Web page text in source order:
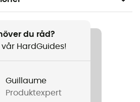
du råd?
vår HardGuides!
Guillaume
Produktexpert